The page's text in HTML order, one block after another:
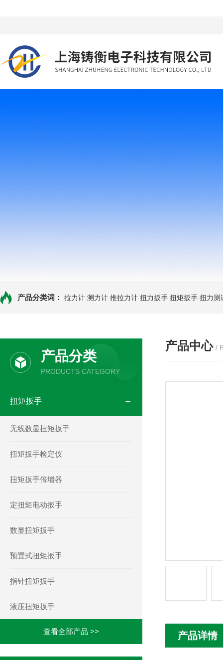
产品分类词： 拉力计 测力计 推拉力计 扭力扳手 扭矩扳手 扭力测
产品分类
PRODUCTS CATEGORY
扭矩扳手
无线数显扭矩扳手
扭矩扳手检定仪
扭矩扳手倍增器
定扭矩电动扳手
数显扭矩扳手
预置式扭矩扳手
指针扭矩扳手
液压扭矩扳手
查看全部产品 >>
产品中心 /
产品详情